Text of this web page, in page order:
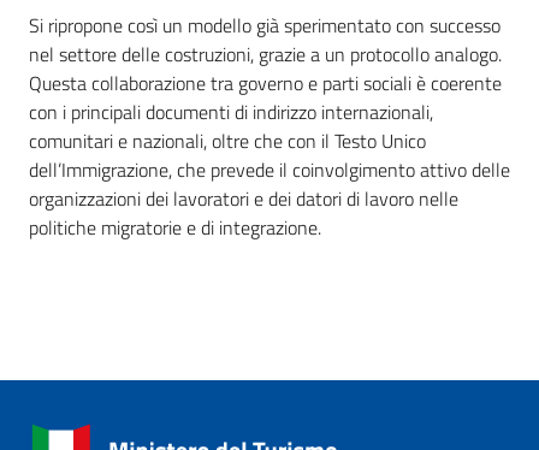
Si ripropone così un modello già sperimentato con successo
nel settore delle costruzioni, grazie a un protocollo analogo.
Questa collaborazione tra governo e parti sociali è coerente
con i principali documenti di indirizzo internazionali,
comunitari e nazionali, oltre che con il Testo Unico
dell’Immigrazione, che prevede il coinvolgimento attivo delle
organizzazioni dei lavoratori e dei datori di lavoro nelle
politiche migratorie e di integrazione.